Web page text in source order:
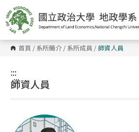
到
主
要
內
容
區 首頁 / 系所簡介 / 系所成員 / 師資人員
:::
:::
師資人員